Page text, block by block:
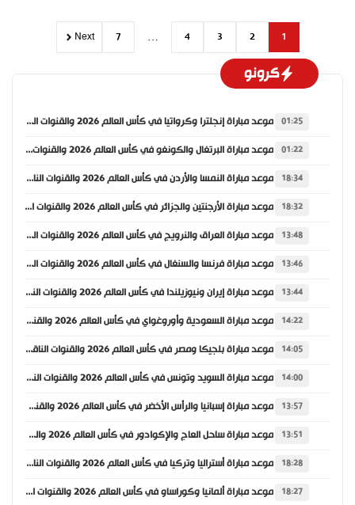
1
2
3
4
…
7
Next
كرونو
01:25 موعد مباراة إنجلترا وكرواتيا في كأس العالم 2026 والقنوات الناقلة
01:22 موعد مباراة البرتغال والكونغو في كأس العالم 2026 والقنوات الناقلة
18:34 موعد مباراة النمسا والأردن في كأس العالم 2026 والقنوات الناقلة
18:32 موعد مباراة الأرجنتين والجزائر في كأس العالم 2026 والقنوات الناقلة
13:48 موعد مباراة العراق والنرويج في كأس العالم 2026 والقنوات الناقلة
13:46 موعد مباراة فرنسا والسنغال في كأس العالم 2026 والقنوات الناقلة
13:44 موعد مباراة إيران ونيوزيلندا في كأس العالم 2026 والقنوات الناقلة
14:22 موعد مباراة السعودية وأوروغواي في كأس العالم 2026 والقنوات الناقلة
14:05 موعد مباراة بلجيكا ومصر في كأس العالم 2026 والقنوات الناقلة
14:00 موعد مباراة السويد وتونس في كأس العالم 2026 والقنوات الناقلة
13:57 موعد مباراة إسبانيا والرأس الأخضر في كأس العالم 2026 والقنوات الناقلة
13:51 موعد مباراة ساحل العاج والإكوادور في كأس العالم 2026 والقنوات الناقلة
18:28 موعد مباراة أستراليا وتركيا في كأس العالم 2026 والقنوات الناقلة
18:27 موعد مباراة ألمانيا وكوراساو في كأس العالم 2026 والقنوات الناقلة